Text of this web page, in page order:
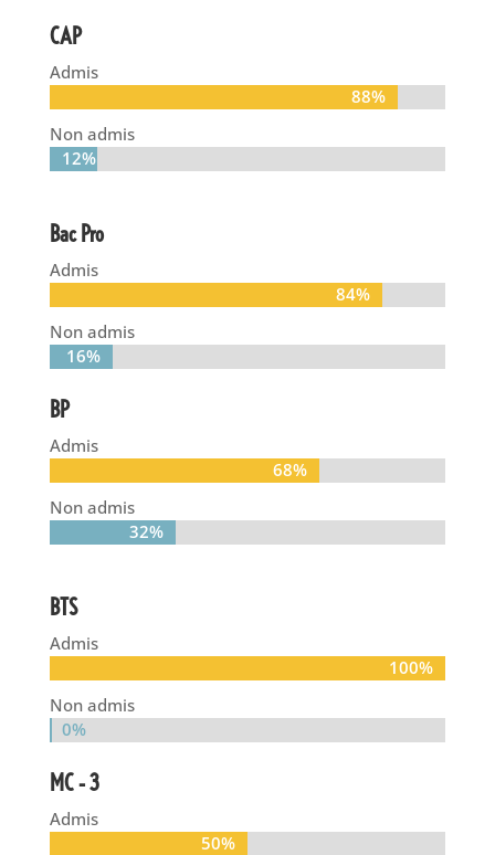
CAP
Admis
88%
88%
Non admis
12%
12%
Bac Pro
Admis
84%
84%
Non admis
16%
16%
BP
Admis
68%
68%
Non admis
32%
32%
BTS
Admis
100%
100%
Non admis
0%
0%
MC – 3
Admis
50%
50%